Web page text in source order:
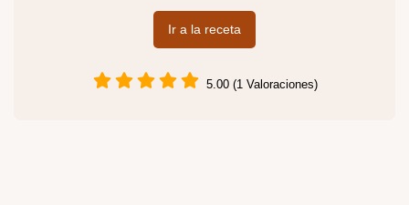
Ir a la receta
5.00 (1 Valoraciones)